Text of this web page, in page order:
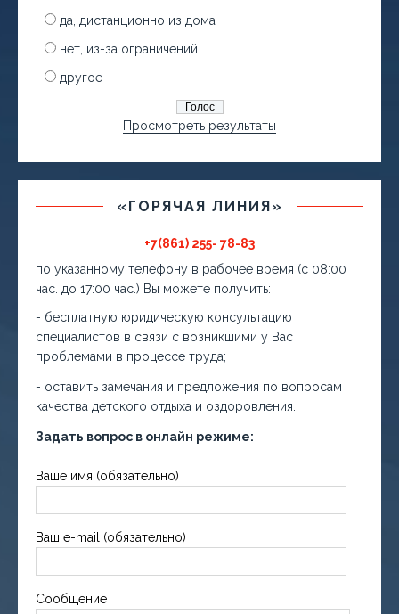
да, дистанционно из дома
нет, из-за ограничений
другое
Просмотреть результаты
«ГОРЯЧАЯ ЛИНИЯ»
+7(861) 255- 78-83
по указанному телефону в рабочее время (с 08:00
час. до 17:00 час.) Вы можете получить:
- бесплатную юридическую консультацию
специалистов в связи с возникшими у Вас
проблемами в процессе труда;
- оставить замечания и предложения по вопросам
качества детского отдыха и оздоровления.
Задать вопрос в онлайн режиме:
Ваше имя (обязательно)
Ваш e-mail (обязательно)
Сообщение